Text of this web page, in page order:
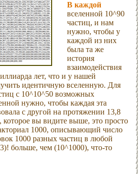
В каждой
вселенной 10^90
частиц, и нам
нужно, чтобы у
каждой из них
была та же
история
взаимодействия
лет, что и у нашей
идентичную вселенную. Для
с 10^10^50 возможных
нужно, чтобы каждая эта
с другой на протяжении 13,8
которое вы видите выше, это просто
1000, описывающий число
1000 разных частиц в любой
больше, чем (10^1000), что-то